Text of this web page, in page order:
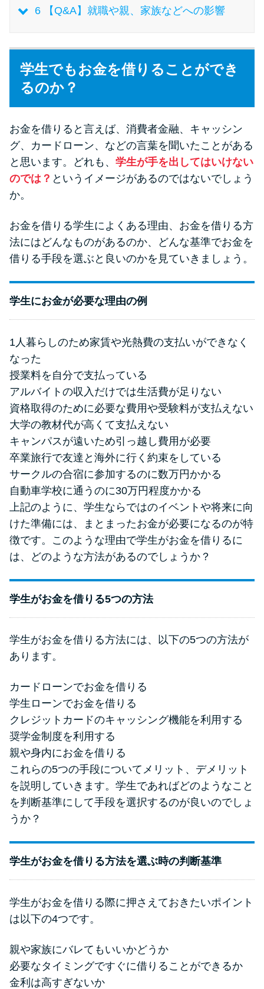
学生がお金を借りる方法は？親
ソフト闇金とは？悪質な手口に
090金融（闇金）からお金を借り
てはいけない理由と借りた場合
の対処法
ブラックでもお金を借りるに
は？3つの判断基準と工面法
アコムはブラックでも審査に通
る？ 自分がブラックか確かめる
アコムとレイクどっちがいい
の？ カードローンの選び方を徹
底解説！
プロミスの返済方法を徹底解
説！ もっとも便利でお得な返済
方法はどれ？
年収が低い＆他社借入があると
落ちる？バンクイックの口コミ
を分析
せ方法
6【Q&A】就職や親、家族などへの影響
学生でもお金を借りることができ
るのか？
お金を借りると言えば、消費者金融、キャッシン
グ、カードローン、などの言葉を聞いたことがある
と思います。どれも、 学生が手を出してはいけない
のでは？ というイメージがあるのではないでしょう
か。
お金を借りる学生によくある理由、お金を借りる方
法にはどんなものがあるのか、どんな基準でお金を
借りる手段を選ぶと良いのかを見ていきましょう。
学生にお金が必要な理由の例
1人暮らしのため家賃や光熱費の支払いができなく
なった
授業料を自分で支払っている
アルバイトの収入だけでは生活費が足りない
資格取得のために必要な費用や受験料が支払えない
大学の教材代が高くて支払えない
キャンパスが遠いため引っ越し費用が必要
卒業旅行で友達と海外に行く約束をしている
サークルの合宿に参加するのに数万円かかる
自動車学校に通うのに30万円程度かかる
上記のように、学生ならではのイベントや将来に向
けた準備には、まとまったお金が必要になるのが特
徴です。このような理由で学生がお金を借りるに
は、どのような方法があるのでしょうか？
学生がお金を借りる5つの方法
学生がお金を借りる方法には、以下の5つの方法が
あります。
カードローンでお金を借りる
学生ローンでお金を借りる
クレジットカードのキャッシング機能を利用する
奨学金制度を利用する
親や身内にお金を借りる
これらの5つの手段についてメリット、デメリット
を説明していきます。学生であればどのようなこと
を判断基準にして手段を選択するのが良いのでしょ
うか？
学生がお金を借りる方法を選ぶ時の判断基準
学生がお金を借りる際に押さえておきたいポイント
は以下の4つです。
親や家族にバレてもいいかどうか
必要なタイミングですぐに借りることができるか
金利は高すぎないか